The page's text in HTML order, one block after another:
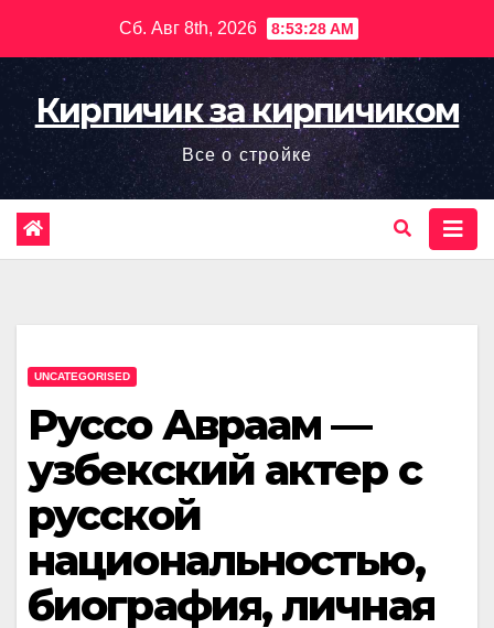
содержимому
Сб. Авг 8th, 2026 8:53:29 AM
Кирпичик за кирпичиком
Все о стройке
UNCATEGORISED
Руссо Авраам —
узбекский актер с
русской
национальностью,
биография, личная